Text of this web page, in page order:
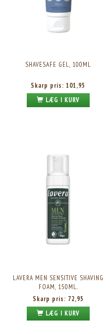
SHAVESAFE GEL, 100ML
Skarp pris: 101,95
LÆG I KURV
LAVERA MEN SENSITIVE SHAVING
FOAM, 150ML.
Skarp pris: 72,95
LÆG I KURV